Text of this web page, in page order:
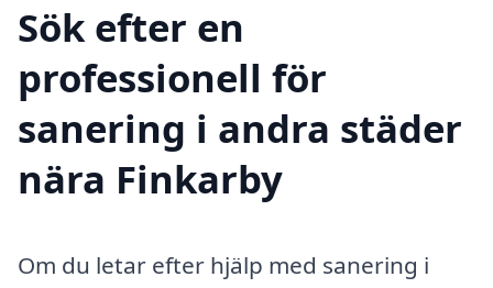
Sök efter en
professionell för
sanering i andra städer
nära Finkarby
Om du letar efter hjälp med sanering i